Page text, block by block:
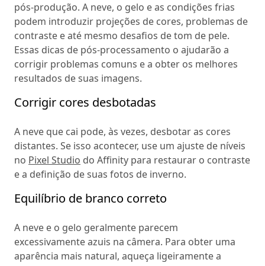
pós-produção. A neve, o gelo e as condições frias
podem introduzir projeções de cores, problemas de
contraste e até mesmo desafios de tom de pele.
Essas dicas de pós-processamento o ajudarão a
corrigir problemas comuns e a obter os melhores
resultados de suas imagens.
Corrigir cores desbotadas
A neve que cai pode, às vezes, desbotar as cores
distantes. Se isso acontecer, use um ajuste de níveis
no Pixel Studio do Affinity para restaurar o contraste
e a definição de suas fotos de inverno.
Equilíbrio de branco correto
A neve e o gelo geralmente parecem
excessivamente azuis na câmera. Para obter uma
aparência mais natural, aqueça ligeiramente a